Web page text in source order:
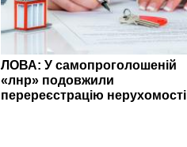
ЛОВА: У самопроголошеній
«лнр» подовжили
перереєстрацію нерухомості